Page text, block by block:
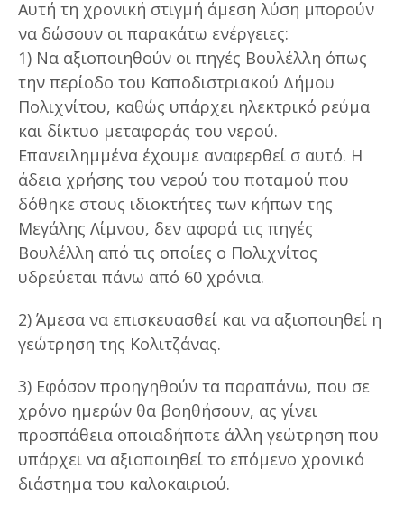
Αυτή τη χρονική στιγμή άμεση λύση μπορούν
να δώσουν οι παρακάτω ενέργειες:
1) Να αξιοποιηθούν οι πηγές Βουλέλλη όπως
την περίοδο του Καποδιστριακού Δήμου
Πολιχνίτου, καθώς υπάρχει ηλεκτρικό ρεύμα
και δίκτυο μεταφοράς του νερού.
Επανειλημμένα έχουμε αναφερθεί σ αυτό. Η
άδεια χρήσης του νερού του ποταμού που
δόθηκε στους ιδιοκτήτες των κήπων της
Μεγάλης Λίμνου, δεν αφορά τις πηγές
Βουλέλλη από τις οποίες ο Πολιχνίτος
υδρεύεται πάνω από 60 χρόνια.
2) Άμεσα να επισκευασθεί και να αξιοποιηθεί η
γεώτρηση της Κολιτζάνας.
3) Εφόσον προηγηθούν τα παραπάνω, που σε
χρόνο ημερών θα βοηθήσουν, ας γίνει
προσπάθεια οποιαδήποτε άλλη γεώτρηση που
υπάρχει να αξιοποιηθεί το επόμενο χρονικό
διάστημα του καλοκαιριού.